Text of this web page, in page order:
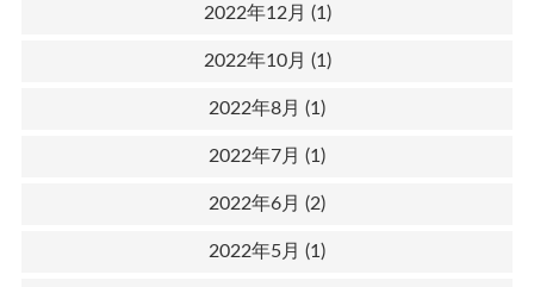
2022年12月 (1)
2022年10月 (1)
2022年8月 (1)
2022年7月 (1)
2022年6月 (2)
2022年5月 (1)